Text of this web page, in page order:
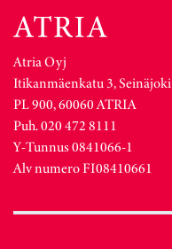
Atria Oyj
Itikanmäenkatu 3, Seinäjoki
PL 900, 60060 ATRIA
Puh. 020 472 8111
Y-Tunnus 0841066-1
Alv numero FI08410661